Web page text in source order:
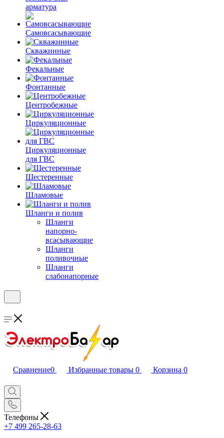
арматура
Самовсасывающие
Скважинные
Фекальные
Фонтанные
Центробежные
Циркуляционные
Циркуляционные
для ГВС
Шестеренные
Шламовые
Шланги и полив
Шланги
напорно-
всасывающие
Шланги
поливочные
Шланги
слабонапорные
Сравнение0 Избранные товары 0 Корзина 0
Телефоны
+7 499 265-28-63